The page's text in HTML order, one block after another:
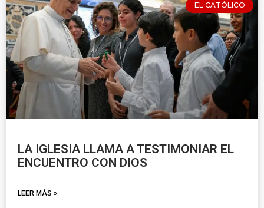
EL CATÓLICO
LA IGLESIA LLAMA A TESTIMONIAR EL
ENCUENTRO CON DIOS
LEER MÁS »